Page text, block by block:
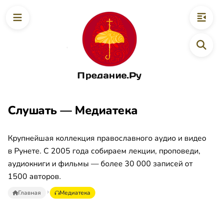
Предание.Ру
Слушать — Медиатека
Крупнейшая коллекция православного аудио и видео
в Рунете. С 2005 года собираем лекции, проповеди,
аудиокниги и фильмы — более 30 000 записей от
1500 авторов.
Главная Медиатека